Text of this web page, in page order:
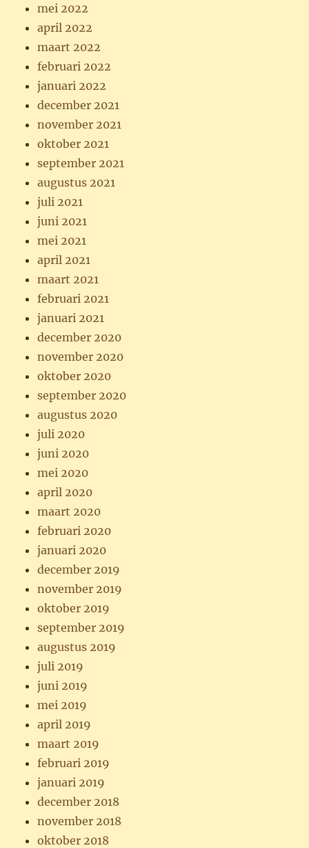
mei 2022
april 2022
maart 2022
februari 2022
januari 2022
december 2021
november 2021
oktober 2021
september 2021
augustus 2021
juli 2021
juni 2021
mei 2021
april 2021
maart 2021
februari 2021
januari 2021
december 2020
november 2020
oktober 2020
september 2020
augustus 2020
juli 2020
juni 2020
mei 2020
april 2020
maart 2020
februari 2020
januari 2020
december 2019
november 2019
oktober 2019
september 2019
augustus 2019
juli 2019
juni 2019
mei 2019
april 2019
maart 2019
februari 2019
januari 2019
december 2018
november 2018
oktober 2018